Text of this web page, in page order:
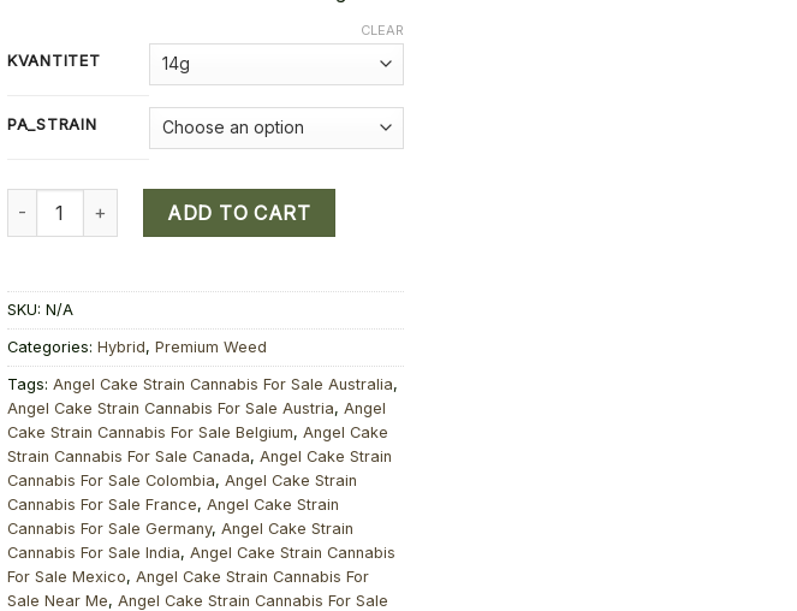
KVANTITET
PA_STRAIN
CLEAR
Buy Angel Cake Strain Cannabis Online quantity
ADD TO CART
SKU: N/A
Categories: Hybrid, Premium Weed
Tags: Angel Cake Strain Cannabis For Sale Australia,
Angel Cake Strain Cannabis For Sale Austria, Angel
Cake Strain Cannabis For Sale Belgium, Angel Cake
Strain Cannabis For Sale Canada, Angel Cake Strain
Cannabis For Sale Colombia, Angel Cake Strain
Cannabis For Sale France, Angel Cake Strain
Cannabis For Sale Germany, Angel Cake Strain
Cannabis For Sale India, Angel Cake Strain Cannabis
For Sale Mexico, Angel Cake Strain Cannabis For
Sale Near Me, Angel Cake Strain Cannabis For Sale